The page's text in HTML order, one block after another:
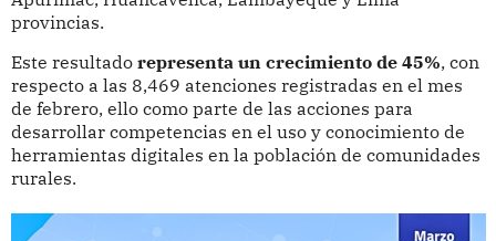
provincias.
Este resultado representa un crecimiento de 45%, con
respecto a las 8,469 atenciones registradas en el mes
de febrero, ello como parte de las acciones para
desarrollar competencias en el uso y conocimiento de
herramientas digitales en la población de comunidades
rurales.